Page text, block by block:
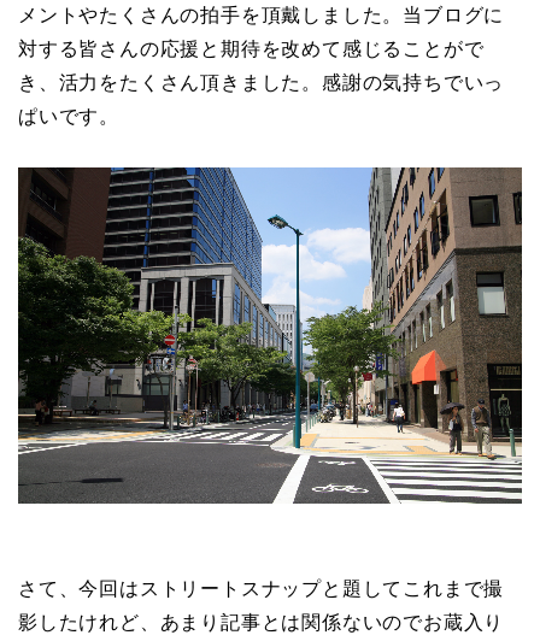
メントやたくさんの拍手を頂戴しました。当ブログに
対する皆さんの応援と期待を改めて感じることがで
き、活力をたくさん頂きました。感謝の気持ちでいっ
ぱいです。
さて、今回はストリートスナップと題してこれまで撮
影したけれど、あまり記事とは関係ないのでお蔵入り